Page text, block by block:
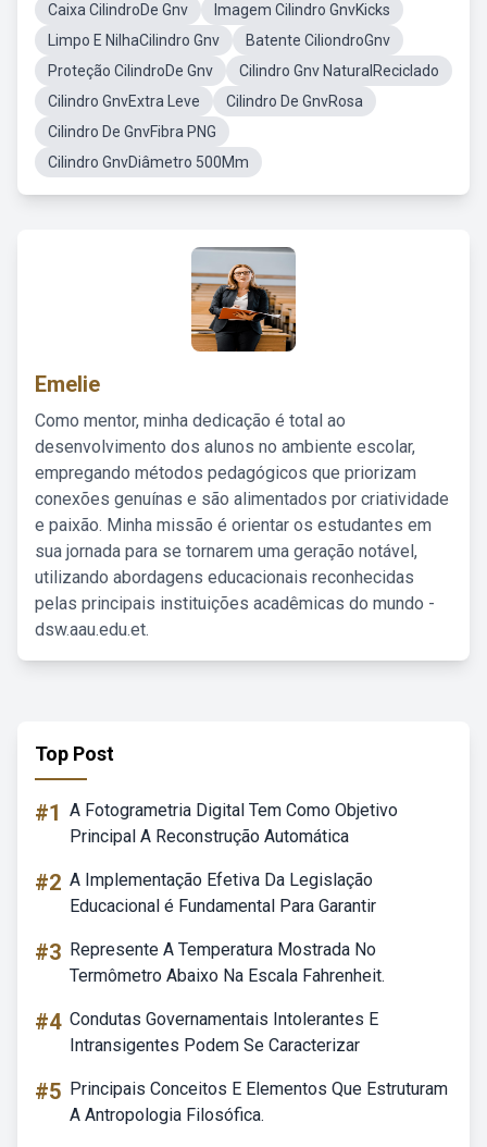
Caixa CilindroDe Gnv
Imagem Cilindro GnvKicks
Limpo E NilhaCilindro Gnv
Batente CiliondroGnv
Proteção CilindroDe Gnv
Cilindro Gnv NaturalReciclado
Cilindro GnvExtra Leve
Cilindro De GnvRosa
Cilindro De GnvFibra PNG
Cilindro GnvDiâmetro 500Mm
Emelie
Como mentor, minha dedicação é total ao
desenvolvimento dos alunos no ambiente escolar,
empregando métodos pedagógicos que priorizam
conexões genuínas e são alimentados por criatividade
e paixão. Minha missão é orientar os estudantes em
sua jornada para se tornarem uma geração notável,
utilizando abordagens educacionais reconhecidas
pelas principais instituições acadêmicas do mundo -
dsw.aau.edu.et.
Top Post
#1 A Fotogrametria Digital Tem Como Objetivo
Principal A Reconstrução Automática
#2 A Implementação Efetiva Da Legislação
Educacional é Fundamental Para Garantir
#3 Represente A Temperatura Mostrada No
Termômetro Abaixo Na Escala Fahrenheit.
#4 Condutas Governamentais Intolerantes E
Intransigentes Podem Se Caracterizar
#5 Principais Conceitos E Elementos Que Estruturam
A Antropologia Filosófica.